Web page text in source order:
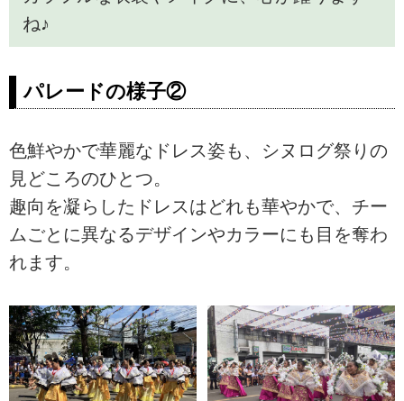
ね♪
パレードの様子②
色鮮やかで華麗なドレス姿も、シヌログ祭りの
見どころのひとつ。
趣向を凝らしたドレスはどれも華やかで、チー
ムごとに異なるデザインやカラーにも目を奪わ
れます。